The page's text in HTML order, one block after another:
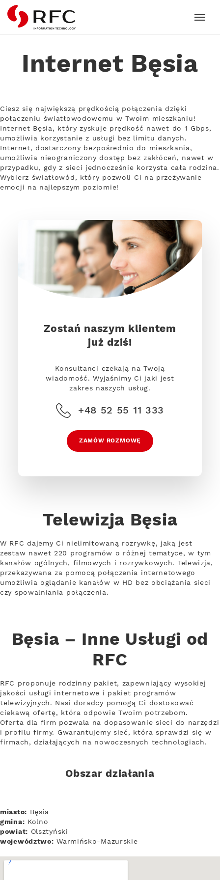
RFC
Internet Bęsia
Ciesz się największą prędkością połączenia dzięki
połączeniu światłowodowemu w Twoim mieszkaniu!
Internet Bęsia, który zyskuje prędkość nawet do 1 Gbps,
umożliwia korzystanie z usługi bez limitu danych.
Internet, dostarczony bezpośrednio do mieszkania,
umożliwia nieograniczony dostęp bez zakłóceń, nawet w
przypadku, gdy z sieci jednocześnie korzysta cała rodzina.
Wybierz światłowód, który pozwoli Ci na przeżywanie
emocji na najlepszym poziomie!
Zostań naszym klientem
już dziś!
Konsultanci czekają na Twoją
wiadomość. Wyjaśnimy Ci jaki jest
zakres naszych usług.
+48 52 55 11 333
ZAMÓW ROZMOWĘ
Telewizja Bęsia
W RFC dajemy Ci nielimitowaną rozrywkę, jaką jest
zestaw nawet 220 programów o różnej tematyce, w tym
kanałów ogólnych, filmowych i rozrywkowych. Telewizja,
przekazywana za pomocą połączenia internetowego
umożliwia oglądanie kanałów w HD bez obciążania sieci
czy spowalniania połączenia.
Bęsia – Inne Usługi od
RFC
RFC proponuje rodzinny pakiet, zapewniający wysokiej
jakości usługi internetowe i pakiet programów
telewizyjnych. Nasi doradcy pomogą Ci dostosować
ciekawą ofertę, która odpowie Twoim potrzebom.
Oferta dla firm pozwala na dopasowanie sieci do narzędzi
i profilu firmy. Gwarantujemy sieć, która sprawdzi się w
firmach, działających na nowoczesnych technologiach.
Obszar działania
miasto: Bęsia
gmina: Kolno
powiat: Olsztyński
województwo: Warmińsko-Mazurskie